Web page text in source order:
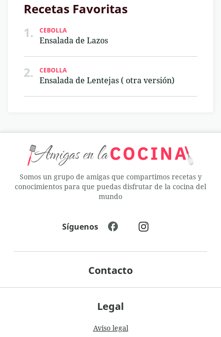
Recetas Favoritas
1.
CEBOLLA
Ensalada de Lazos
2. CEBOLLA
Ensalada de Lentejas ( otra versión)
Somos un grupo de amigas que compartimos recetas y
conocimientos para que puedas disfrutar de la cocina del
mundo
Legal
Aviso legal
Contacto
Síguenos